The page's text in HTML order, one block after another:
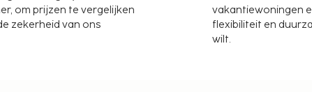
maar profiteer ook
Appartements Elke
om prijzen te vergelijken
zekerheid van ons
vakantiewoningen
flexibiliteit en
wilt.